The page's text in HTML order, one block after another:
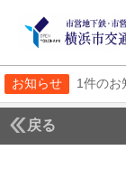
お知らせ 1件のお
戻る